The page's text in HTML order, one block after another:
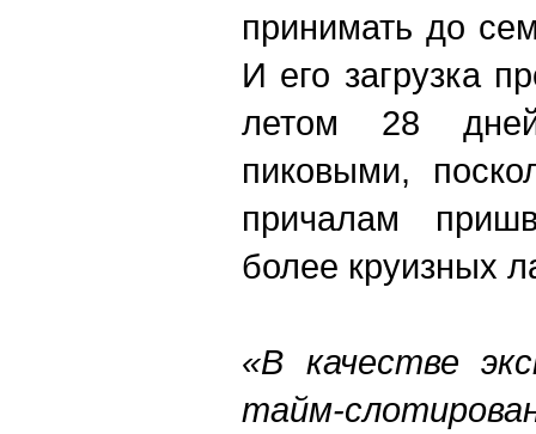
принимать до
И его загрузка
летом 28
пиковыми,
причалам
более круизных
«В качестве
тайм-